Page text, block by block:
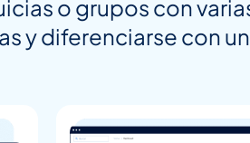
o grupos con
y diferenciarse con